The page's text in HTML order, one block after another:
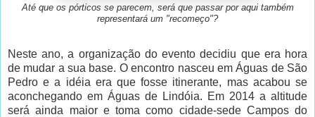
Até que os pórticos se parecem, será que passar por aqui também
representará um "recomeço"?
Neste ano, a organização do evento decidiu que era hora
de mudar a sua base. O encontro nasceu em Águas de São
Pedro e a idéia era que fosse itinerante, mas acabou se
aconchegando em Águas de Lindóia. Em 2014 a altitude
será ainda maior e toma como cidade-sede Campos do